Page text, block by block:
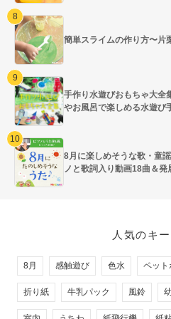
簡単スライムの作り方〜片
手作り水遊びおもちゃ大全
やお風呂で楽しめる水遊び
8月に楽しめそうな歌・童
ノと歌詞入り動画18曲＆発
人気のキ
8月 感触遊び 色水 ペット
折り紙 牛乳パック 風鈴